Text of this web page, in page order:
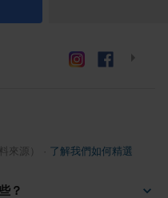
來源） 了解我們如何精選
？